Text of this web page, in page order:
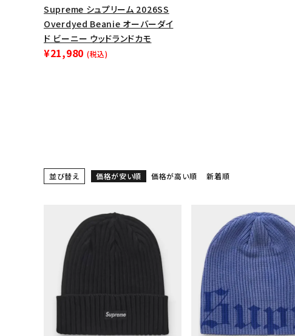
キャップ・ハット
ニット帽・ビーニー
バックパック・リュック
COLLABORATION BRAND
ACCOUNT MENU
ようこそ ゲスト 様
person 会員登録
Supreme シュプリーム 2026SS
Overdyed Beanie オーバーダイ
ド ビーニー ウッドランドカモ
¥21,980 (税込)
並び替え 価格が安い順 価格が高い順 新着順